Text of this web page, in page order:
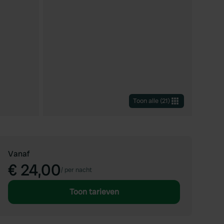
Toon alle (21)
Vanaf
€ 24,00/ per nacht
Toon tarieven